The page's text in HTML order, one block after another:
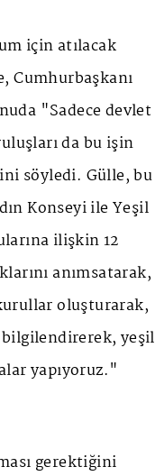
için atılacak
Cumhurbaşkanı
"Sadece devlet
da bu işin
söyledi. Gülle, bu
Konseyi ile Yeşil
ilişkin 12
anımsatarak,
oluşturarak,
bilgilendirerek, yeşil
yapıyoruz."
gerektiğini